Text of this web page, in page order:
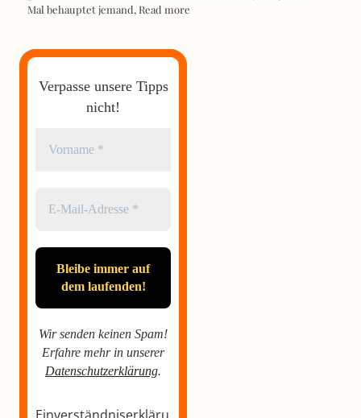
Mal behauptet jemand,Read more
Verpasse unsere Tipps
nicht!
Wir senden keinen Spam!
Erfahre mehr in unserer
Datenschutzerklärung.